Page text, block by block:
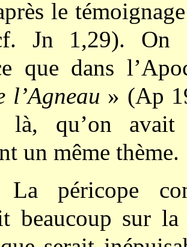
le
Jn 1,29). On
que dans
l’Agneau » (Ap
là, qu’on
un même thème.
La péricope
beaucoup sur